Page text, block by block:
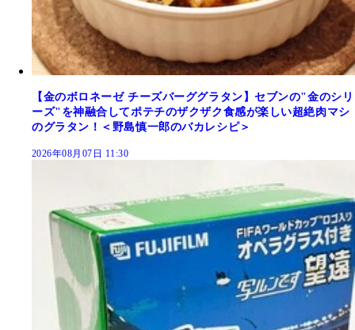
【金のボロネーゼ チーズバーググラタン】セブンの"金のシリ
ーズ"を神融合してポテチのザクザク食感が楽しい超絶肉マシ
のグラタン！＜野島慎一郎のバカレシピ＞
2026年08月07日 11:30